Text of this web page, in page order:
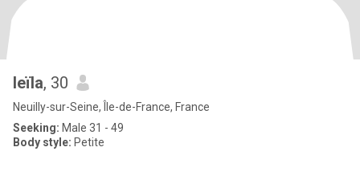
leïla, 30
Neuilly-sur-Seine, Île-de-France, France
Seeking: Male 31 - 49
Body style: Petite